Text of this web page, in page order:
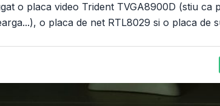
o placa video Trident TVGA8900D (stiu
o placa de net RTL8029 si o placa de